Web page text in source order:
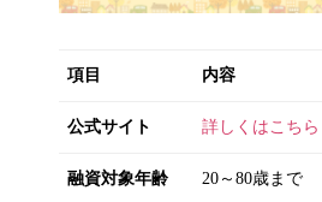
項目 内容
公式サイト 詳しくはこちら
融資対象年齢 20～80歳まで